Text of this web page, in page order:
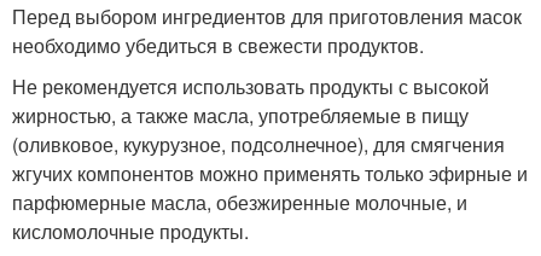
Перед выбором ингредиентов для приготовления масок
необходимо убедиться в свежести продуктов.
Не рекомендуется использовать продукты с высокой
жирностью, а также масла, употребляемые в пищу
(оливковое, кукурузное, подсолнечное), для смягчения
жгучих компонентов можно применять только эфирные и
парфюмерные масла, обезжиренные молочные, и
кисломолочные продукты.